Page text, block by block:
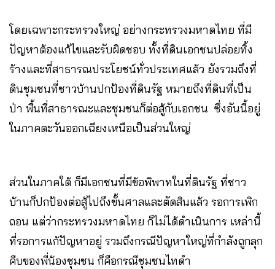
โดยเฉพาะกระทรวงใหญ่ อย่างกระทรวงมหาดไทย ที่มี
ปัญหาต้องแก้ไขและรับผิดชอบ ทั้งที่ดินเอกชนปล่อยทิ้ง
ร้างและที่สาธารณประโยชน์ทั่วประเทศแล้ว ยังรวมถึงที่
ดินชุมชนที่ชาวบ้านปกป้องที่ดินรัฐ หมายถึงที่ดินที่เป็น
ป่า พื้นที่สาธารณะและชุมชนก็ต่อสู้กับเอกชน ซึ่งอันนี้อยู่
ในภาคตะวันออกเฉียงเหนือเป็นส่วนใหญ่
ส่วนในภาคใต้ ก็มีเอกชนที่มีข้อพิพาทในที่ดินรัฐ ที่ชาว
บ้านก็ปกป้องต่อสู้ไปถึงขั้นศาลและตัดสินแล้ว รอการเพิก
ถอน แต่ว่ากระทรวงมหาดไทย ก็ไม่ได้ดำเนินการ เหล่านี้
ที่รอการแก้ปัญหาอยู่ รวมถึงกรณีปัญหาใหญ่ที่กำลังถูกลุก
คืบของพี่น้องชุมชน ก็คือกรณีชุมชนไทดำ